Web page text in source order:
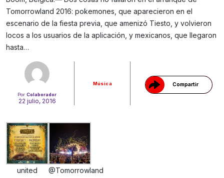
PorColaborador
22 julio, 2016
Música Compartir
Gracias!
Tomorrowland 2016: pokemones, que aparecieron en el
escenario de la fiesta previa, que amenizó Tiesto, y volvieron
locos a los usuarios de la aplicación, y mexicanos, que llegaron
hasta…
united @Tomorrowland